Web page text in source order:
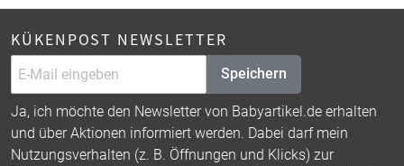
KÜKENPOST NEWSLETTER
Speichern
Ja, ich möchte den Newsletter von Babyartikel.de erhalten
und über Aktionen informiert werden. Dabei darf mein
Nutzungsverhalten (z. B. Öffnungen und Klicks) zur